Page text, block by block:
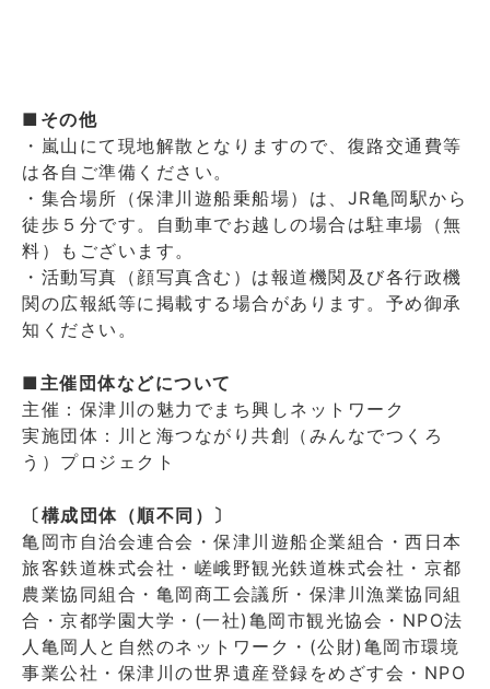
■その他
・嵐山にて現地解散となりますので、復路交通費等
は各自ご準備ください。
・集合場所（保津川遊船乗船場）は、JR亀岡駅から
徒歩５分です。自動車でお越しの場合は駐車場（無
料）もございます。
・活動写真（顔写真含む）は報道機関及び各行政機
関の広報紙等に掲載する場合があります。予め御承
知ください。
■主催団体などについて
主催：保津川の魅力でまち興しネットワーク
実施団体：川と海つながり共創（みんなでつくろ
う）プロジェクト
〔構成団体（順不同）〕
亀岡市自治会連合会・保津川遊船企業組合・西日本
旅客鉄道株式会社・嵯峨野観光鉄道株式会社・京都
農業協同組合・亀岡商工会議所・保津川漁業協同組
合・京都学園大学・(一社)亀岡市観光協会・NPO法
人亀岡人と自然のネットワーク・(公財)亀岡市環境
事業公社・保津川の世界遺産登録をめざす会・NPO